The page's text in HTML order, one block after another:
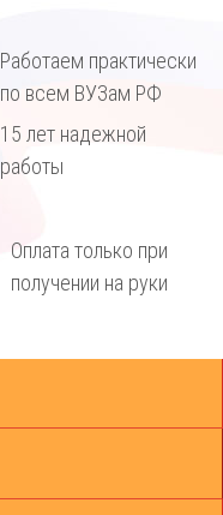
Работаем практически
по всем ВУЗам РФ
15 лет надежной
работы
Оплата только при
получении на руки